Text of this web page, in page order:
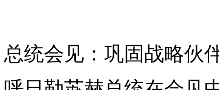
总统会见：巩固战略伙